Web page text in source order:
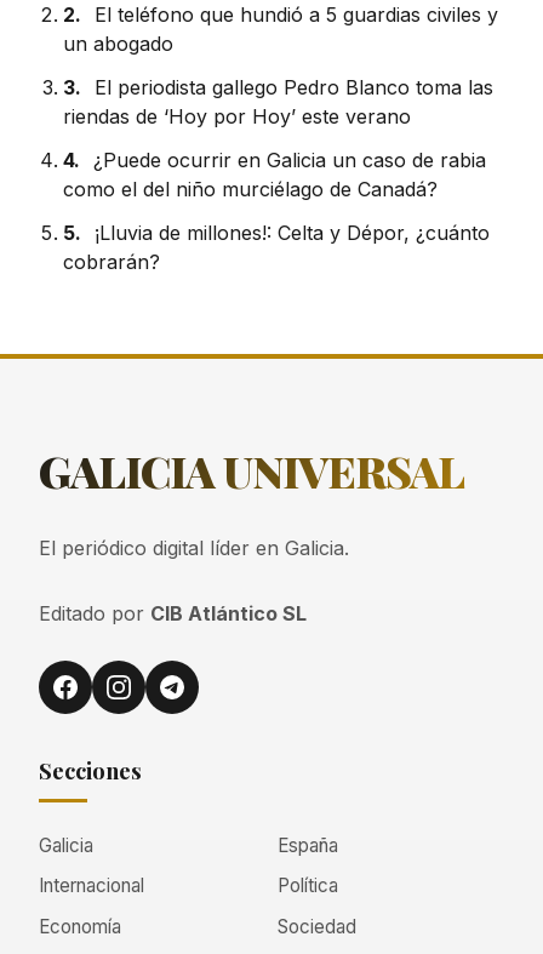
2.
El teléfono que hundió a 5 guardias civiles y
un abogado
3.
El periodista gallego Pedro Blanco toma las
riendas de ‘Hoy por Hoy’ este verano
4.
¿Puede ocurrir en Galicia un caso de rabia
como el del niño murciélago de Canadá?
5.
¡Lluvia de millones!: Celta y Dépor, ¿cuánto
cobrarán?
GALICIAUNIVERSAL
El periódico digital líder en Galicia.
Editado por CIB Atlántico SL
Secciones
Galicia
España
Internacional
Política
Economía
Sociedad